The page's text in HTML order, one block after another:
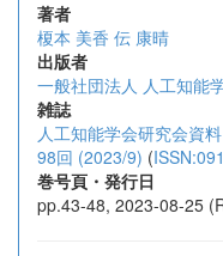
著者
榎本 美香 伝 康晴
出版者
一般社団法人 人工知能
雑誌
人工知能学会研究会資
98回 (2023/9) (
巻号頁・発行日
pp.43-48, 2023-08-25